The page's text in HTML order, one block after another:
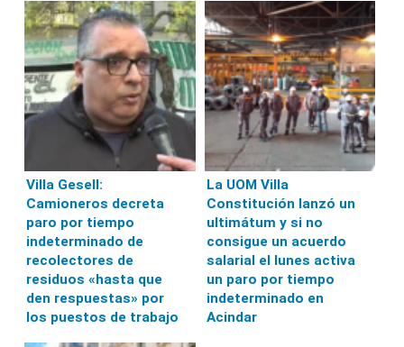
Villa Gesell:
Camioneros decreta
paro por tiempo
indeterminado de
recolectores de
residuos «hasta que
den respuestas» por
los puestos de trabajo
La UOM Villa
Constitución lanzó un
ultimátum y si no
consigue un acuerdo
salarial el lunes activa
un paro por tiempo
indeterminado en
Acindar